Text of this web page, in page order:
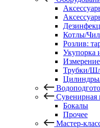
Котлы/
Розлив:
Укупорка
Измерение
Трубки/
Сувенирная
Бокалы
Прочее
Мастер-